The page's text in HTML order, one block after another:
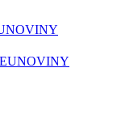
EUNOVINY